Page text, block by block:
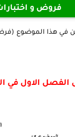
فروض و اختبارات
الاول في